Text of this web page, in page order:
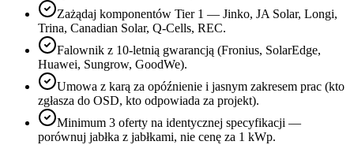
Zażądaj komponentów Tier 1 — Jinko, JA Solar, Longi,
Trina, Canadian Solar, Q-Cells, REC.
Falownik z 10-letnią gwarancją (Fronius, SolarEdge,
Huawei, Sungrow, GoodWe).
Umowa z karą za opóźnienie i jasnym zakresem prac (kto
zgłasza do OSD, kto odpowiada za projekt).
Minimum 3 oferty na identycznej specyfikacji —
porównuj jabłka z jabłkami, nie cenę za 1 kWp.